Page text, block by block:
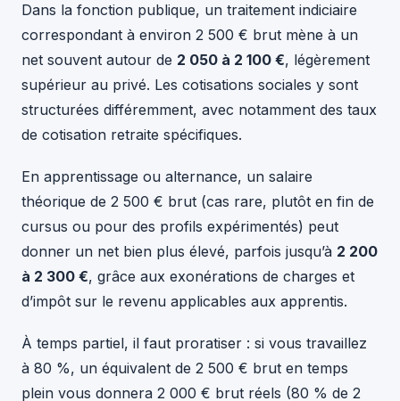
Dans la fonction publique, un traitement indiciaire
correspondant à environ 2 500 € brut mène à un
net souvent autour de 2 050 à 2 100 €, légèrement
supérieur au privé. Les cotisations sociales y sont
structurées différemment, avec notamment des taux
de cotisation retraite spécifiques.
En apprentissage ou alternance, un salaire
théorique de 2 500 € brut (cas rare, plutôt en fin de
cursus ou pour des profils expérimentés) peut
donner un net bien plus élevé, parfois jusqu’à 2 200
à 2 300 €, grâce aux exonérations de charges et
d’impôt sur le revenu applicables aux apprentis.
À temps partiel, il faut proratiser : si vous travaillez
à 80 %, un équivalent de 2 500 € brut en temps
plein vous donnera 2 000 € brut réels (80 % de 2